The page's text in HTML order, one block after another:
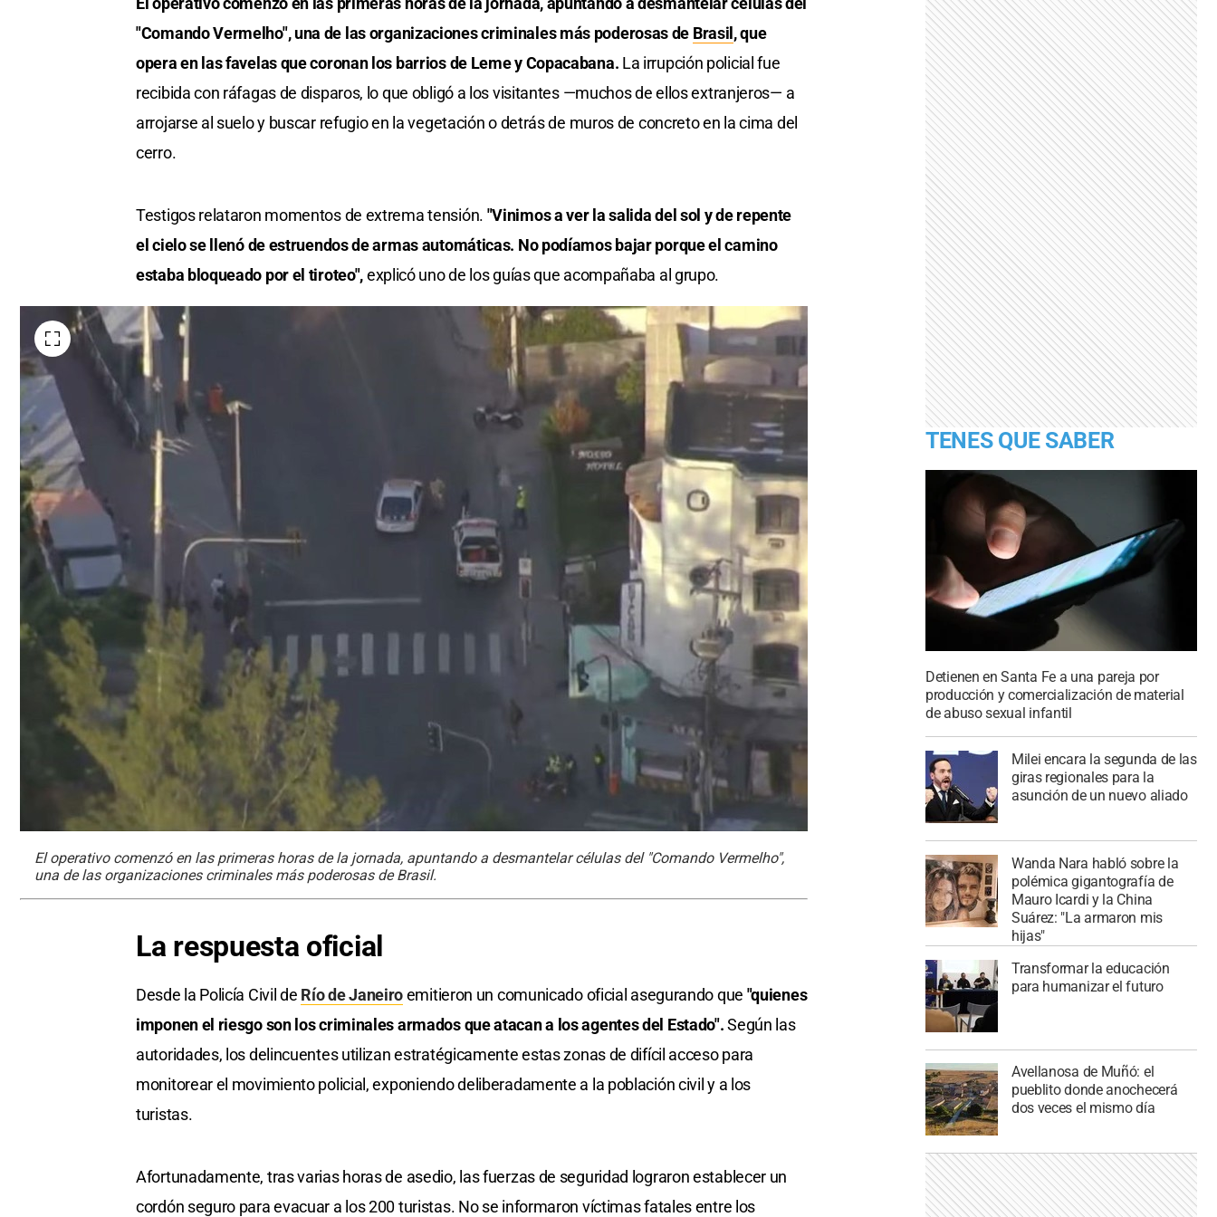
"Comando Vermelho", una de las organizaciones criminales más poderosas de Brasil, que
opera en las favelas que coronan los barrios de Leme y Copacabana. La irrupción policial fue
recibida con ráfagas de disparos, lo que obligó a los visitantes —muchos de ellos extranjeros— a
arrojarse al suelo y buscar refugio en la vegetación o detrás de muros de concreto en la cima del
cerro.
Testigos relataron momentos de extrema tensión. "Vinimos a ver la salida del sol y de repente
el cielo se llenó de estruendos de armas automáticas. No podíamos bajar porque el camino
estaba bloqueado por el tiroteo",explicó uno de los guías que acompañaba al grupo.
El operativo comenzó en las primeras horas de la jornada, apuntando a desmantelar células del "Comando Vermelho",
una de las organizaciones criminales más poderosas de Brasil.
La respuesta oficial
Desde la Policía Civil de Río de Janeiroemitieron un comunicado oficial asegurando que "quienes
imponen el riesgo son los criminales armados que atacan a los agentes del Estado".Según las
autoridades, los delincuentes utilizan estratégicamente estas zonas de difícil acceso para
monitorear el movimiento policial, exponiendo deliberadamente a la población civil y a los
turistas.
Afortunadamente, tras varias horas de asedio, las fuerzas de seguridad lograron establecer un
cordón seguro para evacuar a los 200 turistas. No se informaron víctimas fatales entre los
TENES QUE SABER
Detienen en Santa Fe a una pareja por
producción y comercialización de material
de abuso sexual infantil
Milei encara la segunda de las
giras regionales para la
asunción de un nuevo aliado
Wanda Nara habló sobre la
polémica gigantografía de
Mauro Icardi y la China
Suárez: "La armaron mis
hijas"
Transformar la educación
para humanizar el futuro
Avellanosa de Muñó: el
pueblito donde anochecerá
dos veces el mismo día